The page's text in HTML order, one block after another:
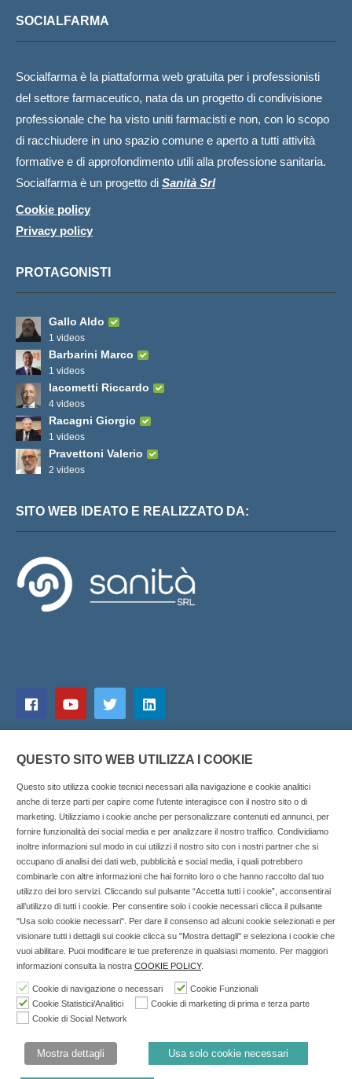
SOCIALFARMA
Socialfarma è la piattaforma web gratuita per i professionisti
del settore farmaceutico, nata da un progetto di condivisione
professionale che ha visto uniti farmacisti e non, con lo scopo
di racchiudere in uno spazio comune e aperto a tutti attività
formative e di approfondimento utili alla professione sanitaria.
Socialfarma è un progetto di Sanità Srl
Cookie policy
Privacy policy
PROTAGONISTI
Gallo Aldo
1 videos
Barbarini Marco
1 videos
Iacometti Riccardo
4 videos
Racagni Giorgio
1 videos
Pravettoni Valerio
2 videos
SITO WEB IDEATO E REALIZZATO DA:
Copyright © 2025 SOCIALFARMA - La piattaforma web per i
professionisti della farmacia. Tutti i diritti riservati.
Socialfarma.it è un marchio di Sanità S.r.l. Largo San
Francesco, 19 - 73041 Carmiano (LE) - Tel: 0832.093720 Cell:
3276346536 Cell: 3297281965 - P.iva: 04571460759 - Rea: LE-
302152 Iscritta al n° 1 del Registro della Stampa del Tribunale
di Lecce il 15/01/2015.
Nell'anno 2018 sono stati erogati €3.147,62 da Invitalia a saldo
19/03/2014
QUESTO SITO WEB UTILIZZA I COOKIE
Questo sito utilizza cookie tecnici necessari alla navigazione e cookie analitici
anche di terze parti per capire come l’utente interagisce con il nostro sito o di
marketing. Utilizziamo i cookie anche per personalizzare contenuti ed annunci, per
fornire funzionalità dei social media e per analizzare il nostro traffico. Condividiamo
inoltre informazioni sul modo in cui utilizzi il nostro sito con i nostri partner che si
occupano di analisi dei dati web, pubblicità e social media, i quali potrebbero
combinarle con altre informazioni che hai fornito loro o che hanno raccolto dal tuo
utilizzo dei loro servizi. Cliccando sul pulsante “Accetta tutti i cookie”, acconsentirai
all’utilizzo di tutti i cookie. Per consentire solo i cookie necessari clicca il pulsante
"Usa solo cookie necessari". Per dare il consenso ad alcuni cookie selezionati e per
visionare tutti i dettagli sui cookie clicca su "Mostra dettagli" e seleziona i cookie che
vuoi abilitare. Puoi modificare le tue preferenze in qualsiasi momento. Per maggiori
informazioni consulta la nostra COOKIE POLICY.
Cookie di navigazione o necessari
Cookie Funzionali
Cookie Statistici/Analitici
Cookie di marketing di prima e terza parte
Cookie di Social Network
Mostra dettagli Usa solo cookie necessari